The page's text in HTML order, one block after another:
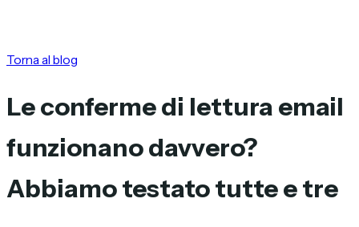
Torna al blog
Le conferme di lettura email
funzionano davvero?
Abbiamo testato tutte e tre